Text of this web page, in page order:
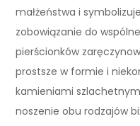
małżeństwa i
zobowiązanie do
pierścionków
prostsze w formie i
kamieniami
noszenie obu rodzajów